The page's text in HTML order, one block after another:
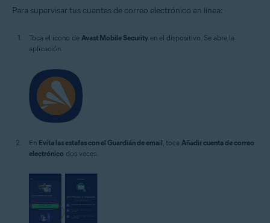
Para supervisar tus cuentas de correo electrónico en línea:
Toca el icono de Avast Mobile Security en el dispositivo. Se abre la
aplicación.
En Evita las estafas con el Guardián de email, toca Añadir cuenta de correo
electrónico dos veces.